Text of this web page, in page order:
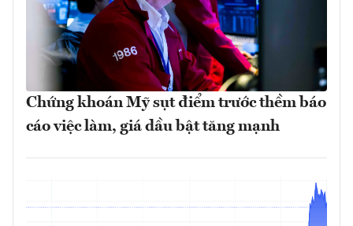
Chứng khoán Mỹ sụt điểm trước thềm báo
cáo việc làm, giá dầu bật tăng mạnh